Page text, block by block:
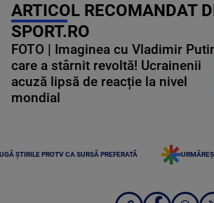
ARTICOL RECOMANDAT
SPORT.RO
FOTO | Imaginea cu Vladimir
care a stârnit revoltă! Ucrainenii
acuză lipsă de reacție la nivel
mondial
ȘTIRILE PROTV CA SURSĂ PREFERATĂ